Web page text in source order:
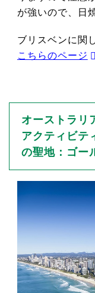
が強いので、日
ブリスベンに関
こちらのページ
オーストラリ
アクティビテ
の聖地：ゴー